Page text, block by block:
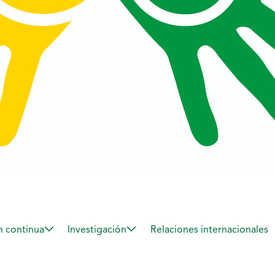
continua Investigación Relaciones internacionales